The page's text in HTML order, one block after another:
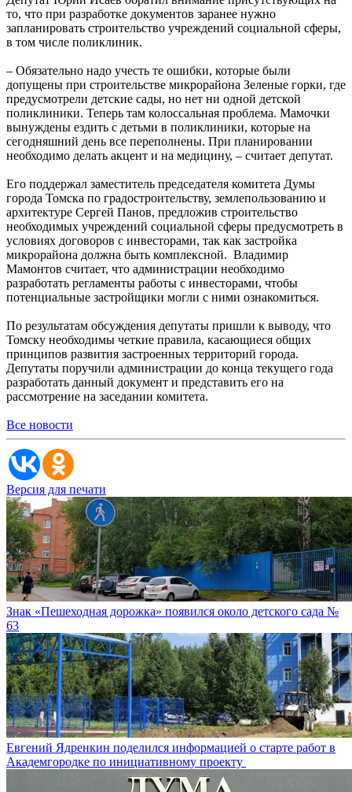
то, что при разработке документов заранее нужно
запланировать строительство учреждений социальной сферы,
в том числе поликлиник.
– Обязательно надо учесть те ошибки, которые были
допущены при строительстве микрорайона Зеленые горки, где
предусмотрели детские сады, но нет ни одной детской
поликлиники. Теперь там колоссальная проблема. Мамочки
вынуждены ездить с детьми в поликлиники, которые на
сегодняшний день все переполнены. При планировании
необходимо делать акцент и на медицину, – считает депутат.
Его поддержал заместитель председателя комитета Думы
города Томска по градостроительству, землепользованию и
архитектуре Сергей Панов, предложив строительство
необходимых учреждений социальной сферы предусмотреть в
условиях договоров с инвесторами, так как застройка
микрорайона должна быть комплексной. Владимир
Мамонтов считает, что администрации необходимо
разработать регламенты работы с инвесторами, чтобы
потенциальные застройщики могли с ними ознакомиться.
По результатам обсуждения депутаты пришли к выводу, что
Томску необходимы четкие правила, касающиеся общих
принципов развития застроенных территорий города.
Депутаты поручили администрации до конца текущего года
разработать данный документ и представить его на
рассмотрение на заседании комитета.
Все новости
Версия для печати
Знак «Пешеходная дорожка» появился около детского сада №
63
Евгений Ядренкин поделился информацией о старте работ в
Академгородке по инициативному проекту